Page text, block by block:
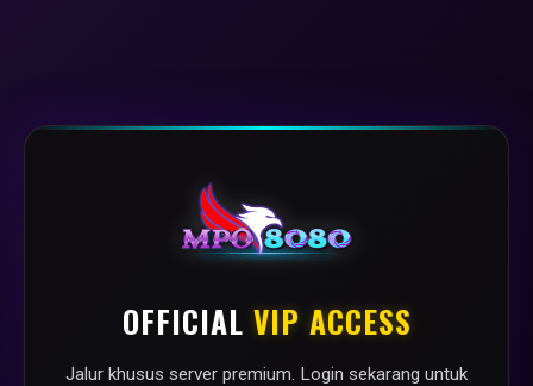
OFFICIAL VIP ACCESS
Jalur khusus server premium. Login sekarang untuk